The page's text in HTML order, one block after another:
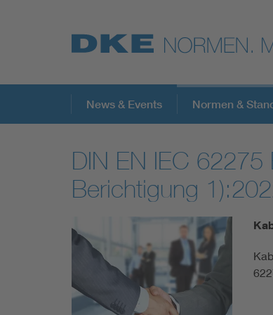
Top-Themen
VDE Fokusthemen
Digital Security
Energy
Health
News & Events Normen &
DIN EN IEC
Berichtigung